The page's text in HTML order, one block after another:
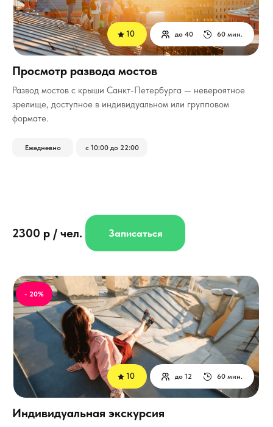
60 мин.
до 12
- 20%
Индивидуальная экскурсия
10
Развод мостов с крыши Санкт-Петербурга — невероятное
зрелище, доступное в индивидуальном или групповом
формате.
2300 р / чел.
60 мин.
до 40
Ежедневно с 10:00 до 22:00
Записаться
Просмотр развода мостов
10